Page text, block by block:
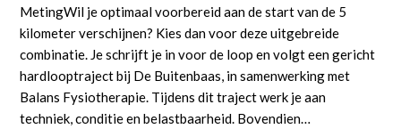
MetingWil je optimaal voorbereid aan de start van de 5
kilometer verschijnen? Kies dan voor deze uitgebreide
combinatie. Je schrijft je in voor de loop en volgt een gericht
hardlooptraject bij De Buitenbaas, in samenwerking met
Balans Fysiotherapie. Tijdens dit traject werk je aan
techniek, conditie en belastbaarheid. Bovendien…